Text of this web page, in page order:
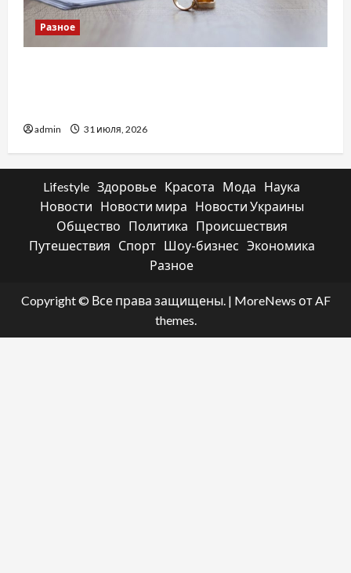
Разное
admin 31 июля, 2026
Lifestyle Здоровье Красота Мода
Наука
Новости
Новости мира
Новости Украины
Общество
Политика
Происшествия
Путешествия
Спорт Шоу-бизнес Экономика
Разное
Copyright © Все права защищены. | MoreNews от AF
themes.